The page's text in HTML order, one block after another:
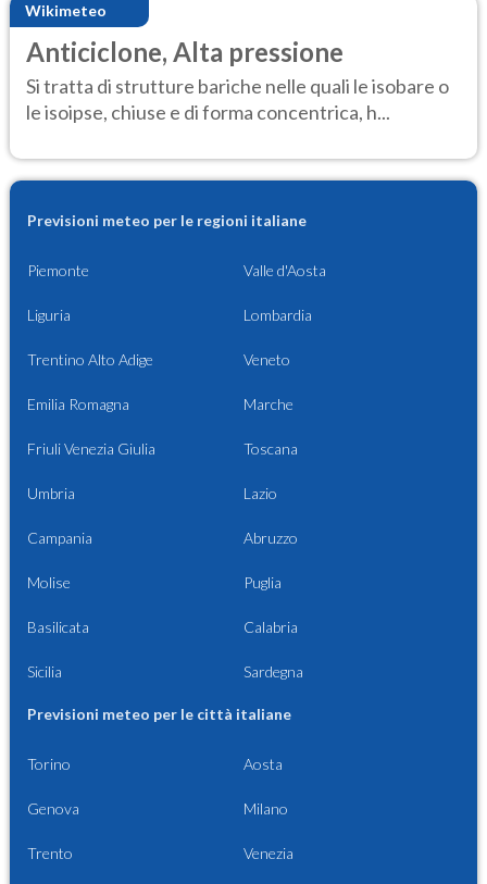
Wikimeteo
Anticiclone, Alta pressione
Si tratta di strutture bariche nelle quali le isobare o
le isoipse, chiuse e di forma concentrica, h...
Previsioni meteo per le regioni italiane
Piemonte Valle d'Aosta
Liguria Lombardia
Trentino Alto Adige Veneto
Emilia Romagna Marche
Friuli Venezia Giulia Toscana
Umbria Lazio
Campania Abruzzo
Molise Puglia
Basilicata Calabria
Sicilia Sardegna
Previsioni meteo per le città italiane
Torino Aosta
Genova Milano
Trento Venezia